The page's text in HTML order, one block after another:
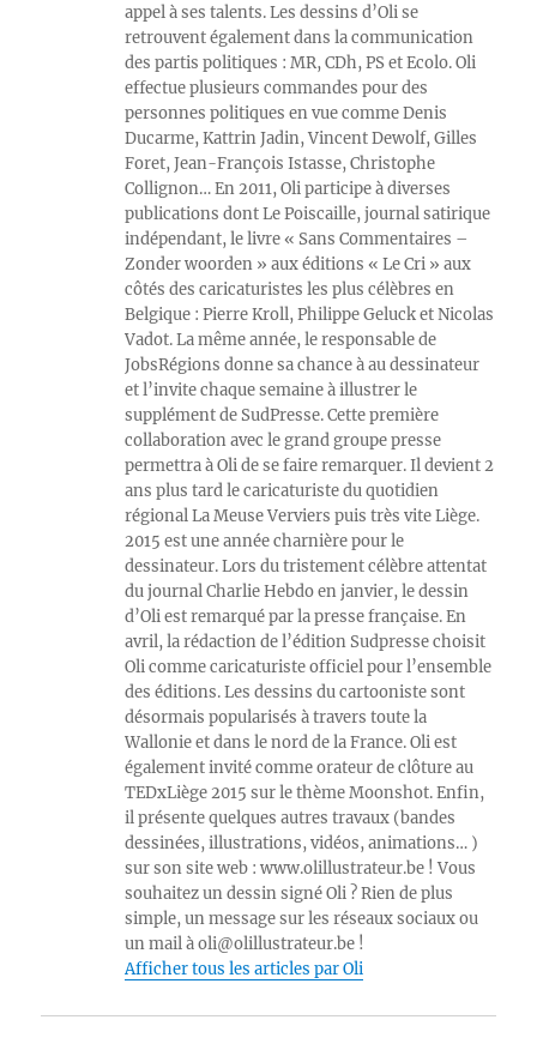
appel à ses talents. Les dessins d’Oli se
retrouvent également dans la communication
des partis politiques : MR, CDh, PS et Ecolo. Oli
effectue plusieurs commandes pour des
personnes politiques en vue comme Denis
Ducarme, Kattrin Jadin, Vincent Dewolf, Gilles
Foret, Jean-François Istasse, Christophe
Collignon… En 2011, Oli participe à diverses
publications dont Le Poiscaille, journal satirique
indépendant, le livre « Sans Commentaires –
Zonder woorden » aux éditions « Le Cri » aux
côtés des caricaturistes les plus célèbres en
Belgique : Pierre Kroll, Philippe Geluck et Nicolas
Vadot. La même année, le responsable de
JobsRégions donne sa chance à au dessinateur
et l’invite chaque semaine à illustrer le
supplément de SudPresse. Cette première
collaboration avec le grand groupe presse
permettra à Oli de se faire remarquer. Il devient 2
ans plus tard le caricaturiste du quotidien
régional La Meuse Verviers puis très vite Liège.
2015 est une année charnière pour le
dessinateur. Lors du tristement célèbre attentat
du journal Charlie Hebdo en janvier, le dessin
d’Oli est remarqué par la presse française. En
avril, la rédaction de l’édition Sudpresse choisit
Oli comme caricaturiste officiel pour l’ensemble
des éditions. Les dessins du cartooniste sont
désormais popularisés à travers toute la
Wallonie et dans le nord de la France. Oli est
également invité comme orateur de clôture au
TEDxLiège 2015 sur le thème Moonshot. Enfin,
il présente quelques autres travaux (bandes
dessinées, illustrations, vidéos, animations… )
sur son site web : www.olillustrateur.be ! Vous
souhaitez un dessin signé Oli ? Rien de plus
simple, un message sur les réseaux sociaux ou
un mail à oli@olillustrateur.be !
Afficher tous les articles par Oli